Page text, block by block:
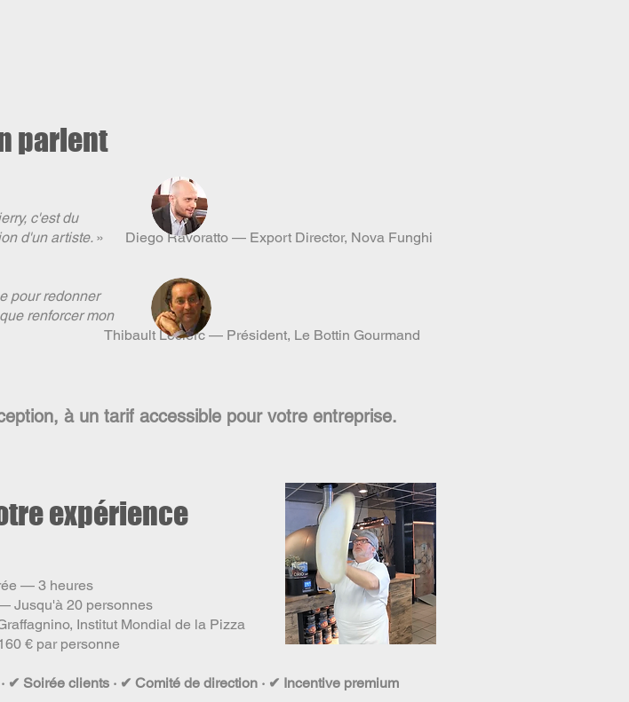
parlent
c'est du
d'un artiste. » Diego Ravoratto — Export Director, Nova Funghi
pour redonner
renforcer mon
Leclerc — Président, Le Bottin Gourmand
à un tarif accessible pour votre entreprise.
expérience
— 3 heures
Jusqu'à 20 personnes
Institut Mondial de la Pizza
€ par personne
✔ Soirée clients · ✔ Comité de direction · ✔ Incentive premium